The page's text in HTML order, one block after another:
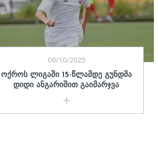
06/10/2025
ᲝᲥᲠᲝᲡ ᲚᲘᲒᲐᲨᲘ 15-ᲬᲚᲐᲛᲓᲔ ᲒᲣᲜᲓᲛᲐ
ᲓᲘᲓᲘ ᲐᲜᲒᲐᲠᲘᲨᲘᲗ ᲒᲐᲘᲛᲐᲠᲯᲕᲐ